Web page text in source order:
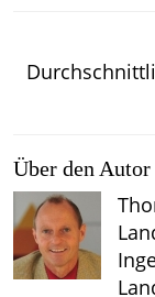
Über den Autor